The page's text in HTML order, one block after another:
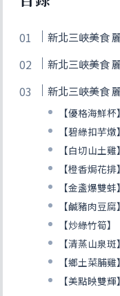
新北三峽美食
新北三峽美食
新北三峽美食
【優格海鮮杯】
【碧綠扣芋燉】
【白切山土雞】
【橙香焗花排】
【金盞爆雙蚌】
【鹹豬肉豆腐】
【炒綠竹筍】
【清蒸山泉斑】
【鄉土菜脯雞】
【美點映雙輝】